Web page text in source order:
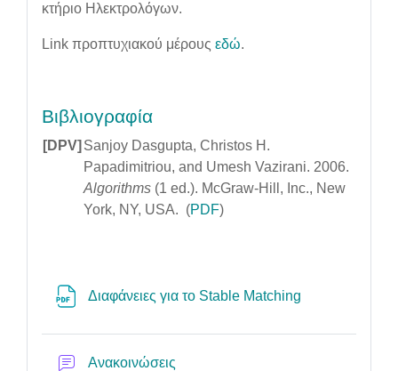
κτήριο Ηλεκτρολόγων.
Link προπτυχιακού μέρους εδώ.
Βιβλιογραφία
[DPV] Sanjoy Dasgupta, Christos H.
Papadimitriou, and Umesh Vazirani. 2006.
Algorithms (1 ed.). McGraw-Hill, Inc., New
York, NY, USA. (PDF)
Διαφάνειες για το Stable Matching
Ανακοινώσεις